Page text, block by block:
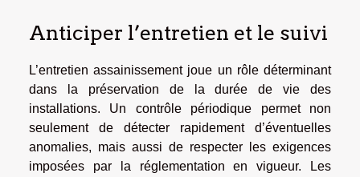
Anticiper l’entretien et le suivi
L’entretien assainissement joue un rôle déterminant
dans la préservation de la durée de vie des
installations. Un contrôle périodique permet non
seulement de détecter rapidement d’éventuelles
anomalies, mais aussi de respecter les exigences
imposées par la réglementation en vigueur. Les